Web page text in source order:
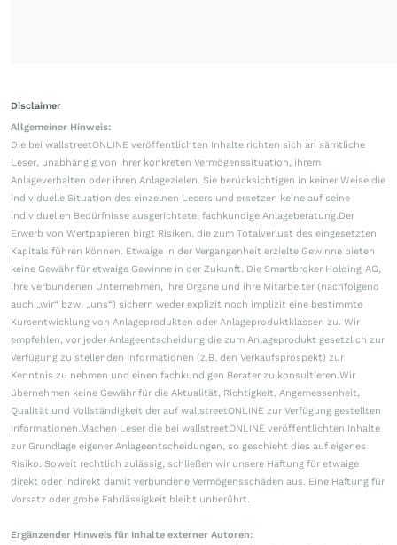
Disclaimer
Allgemeiner Hinweis:
Die bei wallstreetONLINE veröffentlichten Inhalte richten sich an sämtliche
Leser, unabhängig von ihrer konkreten Vermögenssituation, ihrem
Anlageverhalten oder ihren Anlagezielen. Sie berücksichtigen in keiner Weise die
individuelle Situation des einzelnen Lesers und ersetzen keine auf seine
individuellen Bedürfnisse ausgerichtete, fachkundige Anlageberatung.Der
Erwerb von Wertpapieren birgt Risiken, die zum Totalverlust des eingesetzten
Kapitals führen können. Etwaige in der Vergangenheit erzielte Gewinne bieten
keine Gewähr für etwaige Gewinne in der Zukunft. Die Smartbroker Holding AG,
ihre verbundenen Unternehmen, ihre Organe und ihre Mitarbeiter (nachfolgend
auch „wir“ bzw. „uns“) sichern weder explizit noch implizit eine bestimmte
Kursentwicklung von Anlageprodukten oder Anlageproduktklassen zu. Wir
empfehlen, vor jeder Anlageentscheidung die zum Anlageprodukt gesetzlich zur
Verfügung zu stellenden Informationen (z.B. den Verkaufsprospekt) zur
Kenntnis zu nehmen und einen fachkundigen Berater zu konsultieren.Wir
übernehmen keine Gewähr für die Aktualität, Richtigkeit, Angemessenheit,
Qualität und Vollständigkeit der auf wallstreetONLINE zur Verfügung gestellten
Informationen.Machen Leser die bei wallstreetONLINE veröffentlichten Inhalte
zur Grundlage eigener Anlageentscheidungen, so geschieht dies auf eigenes
Risiko. Soweit rechtlich zulässig, schließen wir unsere Haftung für etwaige
direkt oder indirekt damit verbundene Vermögensschäden aus. Eine Haftung für
Vorsatz oder grobe Fahrlässigkeit bleibt unberührt.
Ergänzender Hinweis für Inhalte externer Autoren: